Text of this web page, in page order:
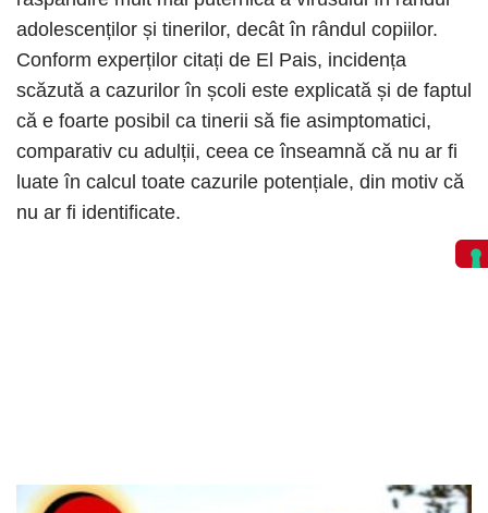
adolescenților și tinerilor, decât în rândul copiilor.
Conform experților citați de El Pais, incidența
scăzută a cazurilor în școli este explicată și de faptul
că e foarte posibil ca tinerii să fie asimptomatici,
comparativ cu adulții, ceea ce înseamnă că nu ar fi
luate în calcul toate cazurile potențiale, din motiv că
nu ar fi identificate.